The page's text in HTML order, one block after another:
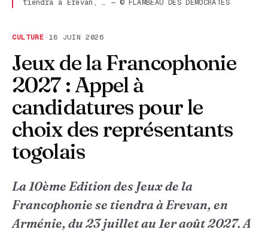
tiendra à Erevan, … — © FLAMBEAU DES DEMOCRATES
CULTURE · 18 JUIN 2026
Jeux de la Francophonie
2027 : Appel à
candidatures pour le
choix des représentants
togolais
La 10ème Edition des Jeux de la
Francophonie se tiendra à Erevan, en
Arménie, du 23 juillet au 1er août 2027. A